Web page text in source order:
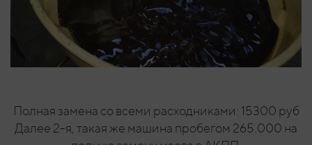
Полная замена со всеми расходниками: 15300 руб
Далее 2-я, такая же машина пробегом 265.000 на